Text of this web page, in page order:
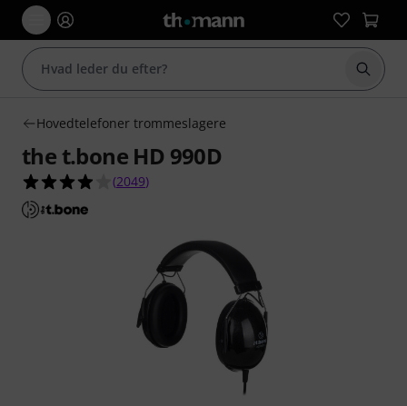
Start
Hovedtelefoner trommeslagere
the t.bone HD 990D
3.9 ud af 5 stjerner fra 2049 kundebedømmelser
(2049)